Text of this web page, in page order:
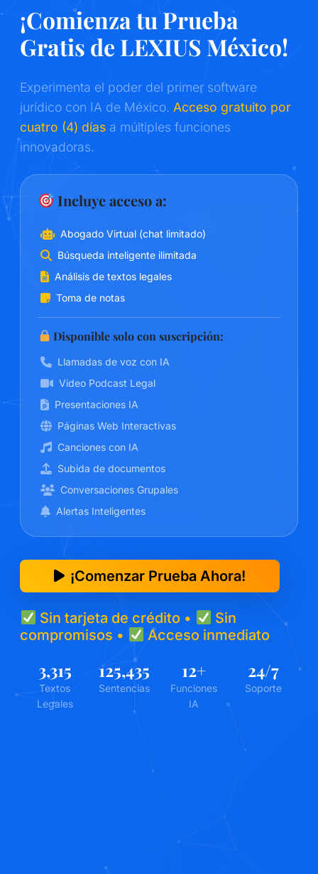
¡Comienza tu Prueba
Gratis de LEXIUS México!
Experimenta el poder del primer software
jurídico con IA de México. Acceso gratuito por
cuatro (4) días a múltiples funciones
innovadoras.
Incluye acceso a:
Abogado Virtual (chat limitado)
Búsqueda inteligente ilimitada
Análisis de textos legales
Toma de notas
Disponible solo con suscripción:
Llamadas de voz con IA
Video Podcast Legal
Presentaciones IA
Páginas Web Interactivas
Canciones con IA
Subida de documentos
Conversaciones Grupales
Alertas Inteligentes
¡Comenzar Prueba Ahora!
Sin tarjeta de crédito •
Sin
compromisos •
Acceso inmediato
3,315
Textos
Legales
125,435
Sentencias
12+
Funciones
IA
24/7
Soporte